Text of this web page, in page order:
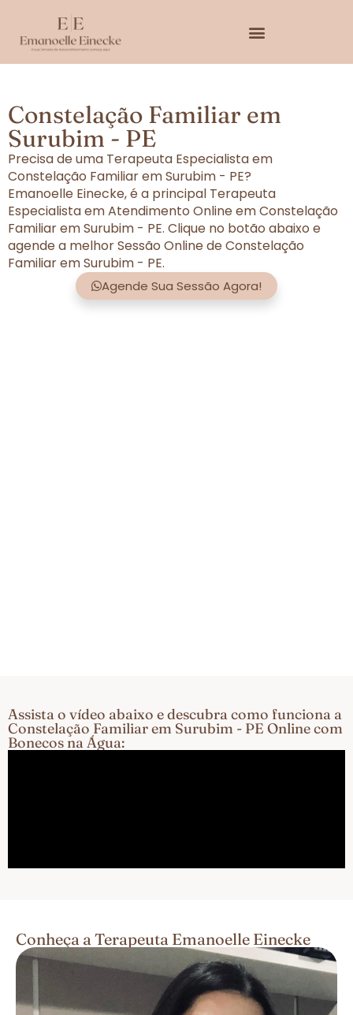
Constelação Familiar em
Surubim - PE
Precisa de uma Terapeuta Especialista em
Constelação Familiar em Surubim - PE?
Emanoelle Einecke, é a principal Terapeuta
Especialista em Atendimento Online em Constelação
Familiar em Surubim - PE. Clique no botão abaixo e
agende a melhor Sessão Online de Constelação
Familiar em Surubim - PE.
Agende Sua Sessão Agora!
Assista o vídeo abaixo e descubra como funciona a
Constelação Familiar em Surubim - PE Online com
Bonecos na Água:
Conheça a Terapeuta Emanoelle Einecke